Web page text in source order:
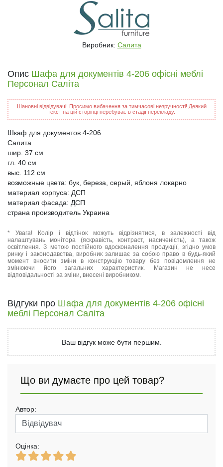
Виробник: Салита
Опис Шафа для документів 4-206 офісні меблі
Персонал Саліта
Шановні відвідувачі! Просимо вибачення за тимчасові незручності! Деякий
текст на цій сторінці перебуває в стадії перекладу.
Шкаф для документов 4-206
Салита
шир. 37 см
гл. 40 см
выс. 112 см
возможные цвета: бук, береза, серый, яблоня локарно
материал корпуса: ДСП
материал фасада: ДСП
страна производитель Украина
* Увага! Колір і відтінок можуть відрізнятися, в залежності від
налаштувань монітора (яскравість, контраст, насиченість), а також
освітлення. З метою постійного вдосконалення продукції, згідно умов
ринку і законодавства, виробник залишає за собою право в будь-який
момент вносити зміни в конструкцію товару без повідомлення не
змінюючи його загальних характеристик. Магазин не несе
відповідальності за зміни, внесені виробником.
Відгуки про Шафа для документів 4-206 офісні
меблі Персонал Саліта
Ваш відгук може бути першим.
Що ви думаєте про цей товар?
Автор:
Оцінка: